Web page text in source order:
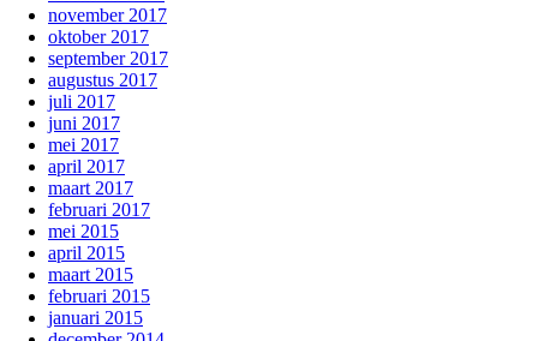
november 2017
oktober 2017
september 2017
augustus 2017
juli 2017
juni 2017
mei 2017
april 2017
maart 2017
februari 2017
mei 2015
april 2015
maart 2015
februari 2015
januari 2015